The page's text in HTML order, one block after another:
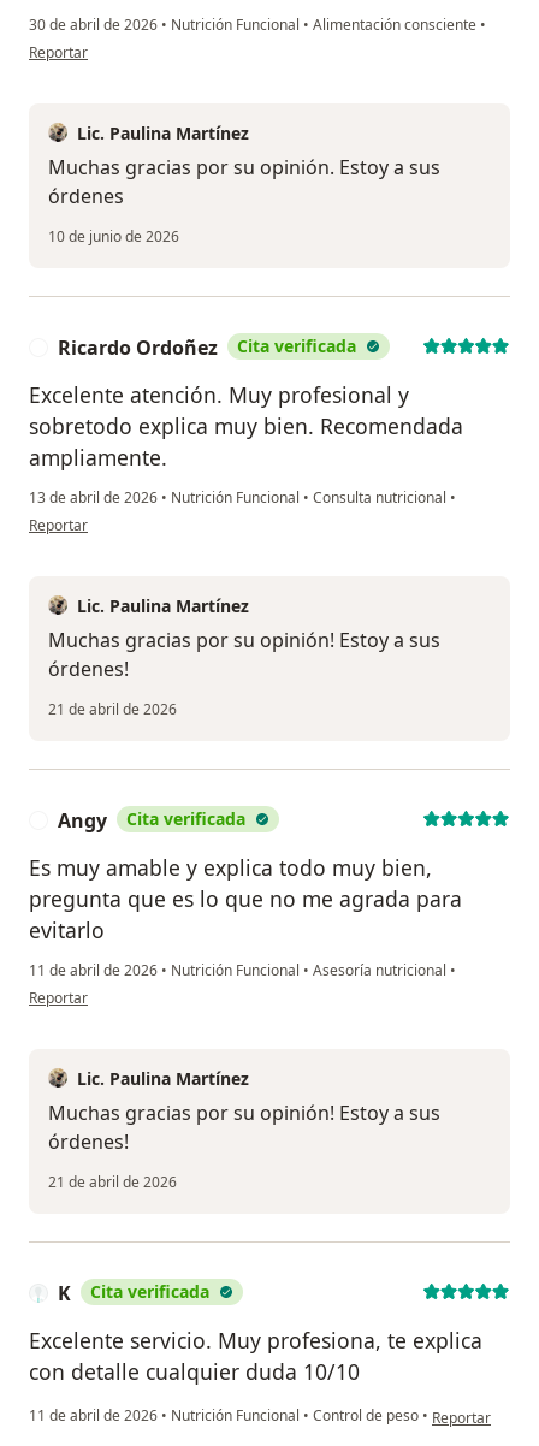
30 de abril de 2026 • Nutrición Funcional • Alimentación consciente •
en opinión del usuario Vanesa
Reportar
Lic. Paulina Martínez
Muchas gracias por su opinión. Estoy a sus
órdenes
10 de junio de 2026
Ricardo Ordoñez Cita verificada
Excelente atención. Muy profesional y
sobretodo explica muy bien. Recomendada
ampliamente.
13 de abril de 2026 • Nutrición Funcional • Consulta nutricional •
en opinión del usuario Ricardo Ordoñez
Reportar
Lic. Paulina Martínez
Muchas gracias por su opinión! Estoy a sus
órdenes!
21 de abril de 2026
Angy Cita verificada
Es muy amable y explica todo muy bien,
pregunta que es lo que no me agrada para
evitarlo
11 de abril de 2026 • Nutrición Funcional • Asesoría nutricional •
en opinión del usuario Angy
Reportar
Lic. Paulina Martínez
Muchas gracias por su opinión! Estoy a sus
órdenes!
21 de abril de 2026
K Cita verificada
Excelente servicio. Muy profesiona, te explica
con detalle cualquier duda 10/10
11 de abril de 2026 • Nutrición Funcional • Control de peso • en opinión del
Reportar